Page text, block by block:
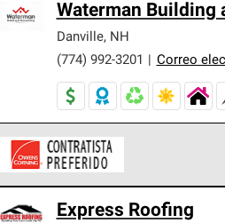
Waterman Building
Danville, NH
(774) 992-3201
Correo
cumplen con altos estándares y
Express Roofing